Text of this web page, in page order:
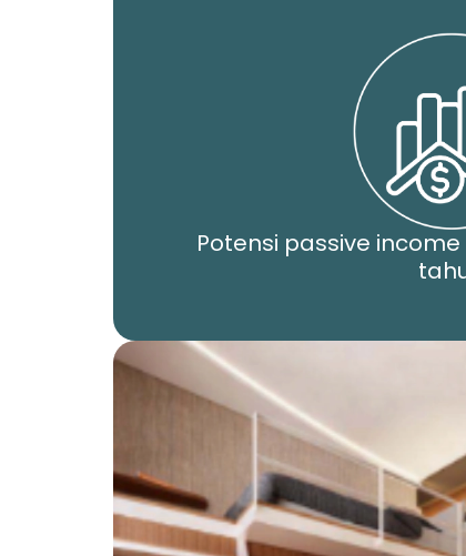
Potensi passive